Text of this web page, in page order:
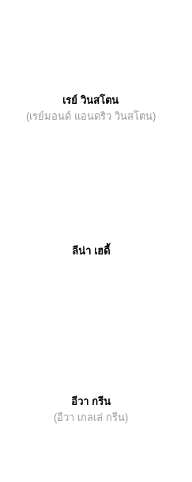
เรย์ วินสโตน
(เรย์มอนด์ แอนดริว วินสโตน)
ลีน่า เฮดี้
อีวา กรีน
(อีวา เกลเล่ กรีน)